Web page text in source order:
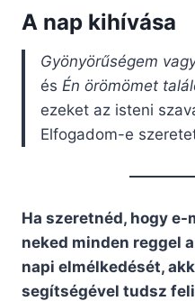
A nap kihívása
Gyönyörűségem
és Én örömömet
ezeket az isteni
Elfogadom-e
Ha szeretnéd, hogy
neked minden reggel
napi elmélkedését,
segítségével tudsz